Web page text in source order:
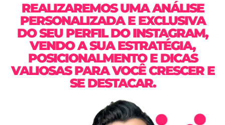
REALIZAREMOS UMA ANÁLISE
PERSONALIZADA E EXCLUSIVA
DO SEU PERFIL DO INSTAGRAM,
VENDO A SUA ESTRATÉGIA,
POSICIONALMENTO E DICAS
VALIOSAS PARA VOCÊ CRESCER E
SE DESTACAR.